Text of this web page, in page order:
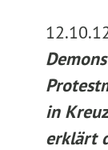
in
erklärt